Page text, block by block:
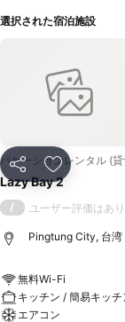
選択された宿泊施設
シェア お気に入
バケーションレンタル (貸
Lazy Bay 2
/ ユーザー評価はあり
Pingtung City, 台湾
無料Wi-Fi
キッチン / 簡易キッチ
エアコン